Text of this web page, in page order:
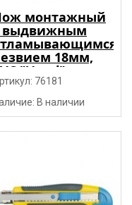
монтажный
выдвижным
18мм,
"Vorel"
76181
В наличии